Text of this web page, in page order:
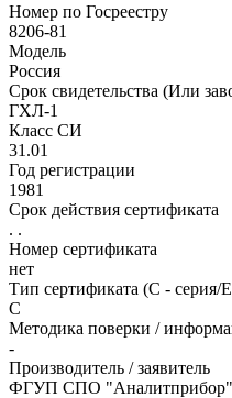
Номер по Госреестру
8206-81
Модель
Россия
Срок свидетельства (Или
ГХЛ-1
Класс СИ
31.01
Год регистрации
1981
Срок действия сертификата
. .
Номер сертификата
нет
Тип сертификата (C - серия/
С
Методика поверки /
-
Производитель / заявитель
ФГУП СПО "Аналитприбор",